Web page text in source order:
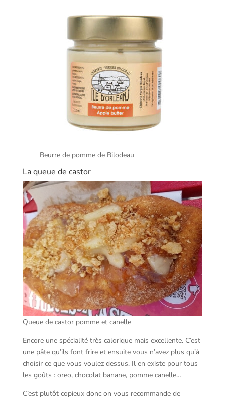
Beurre de pomme de Bilodeau
La queue de castor
Queue de castor pomme et canelle
Encore une spécialité très calorique mais excellente. C’est
une pâte qu’ils font frire et ensuite vous n’avez plus qu’à
choisir ce que vous voulez dessus. Il en existe pour tous
les goûts : oreo, chocolat banane, pomme canelle…
C’est plutôt copieux donc on vous recommande de